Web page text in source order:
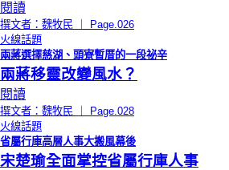
閱讀
撰文者：魏牧民 ｜ Page.026
火線話題
兩蔣選擇慈湖、頭寮暫厝的一段祕辛
兩蔣移靈改變風水？
閱讀
撰文者：魏牧民 ｜ Page.028
火線話題
省屬行庫高層人事大搬風幕後
宋楚瑜全面掌控省屬行庫人事